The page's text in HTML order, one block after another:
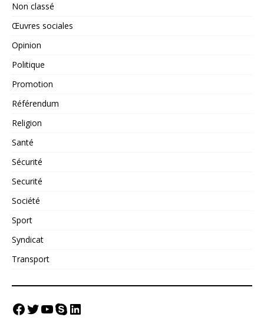
Non classé
Œuvres sociales
Opinion
Politique
Promotion
Référendum
Religion
Santé
Sécurité
Securité
Société
Sport
Syndicat
Transport